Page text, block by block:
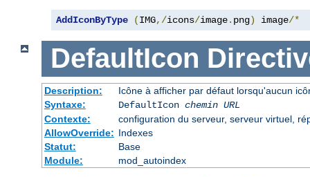
AddIconByType (IMG,/icons/image. png) image/*
DefaultIcon
Description:
Icône à afficher par défaut lorsqu'aucun
Syntaxe:
DefaultIcon chemin URL
Contexte:
configuration du serveur, serveur virtuel,
AllowOverride: Indexes
Statut:
Base
Module:
mod_autoindex